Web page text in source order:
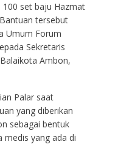
100 set baju Hazmat
tersebut
Umum Forum
Sekretaris
Ambon,
Palar saat
yang diberikan
sebagai bentuk
medis yang ada di